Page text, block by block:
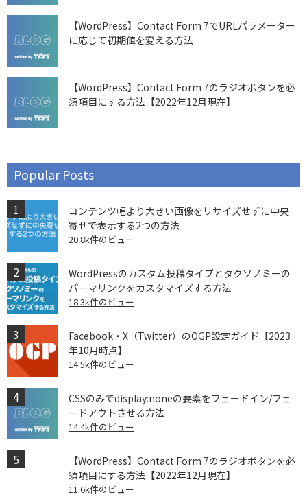
【WordPress】Contact Form 7でURLパラメーター
に応じて初期値を変える方法
【WordPress】Contact Form 7のラジオボタンを必
須項目にする方法【2022年12月現在】
Popular Posts
コンテンツ幅より大きい画像をリサイズせずに中央
寄せで表示する2つの方法
20.8k件のビュー
WordPressのカスタム投稿タイプとタクソノミーの
パーマリンクをカスタマイズする方法
18.3k件のビュー
Facebook・X（Twitter）のOGP設定ガイド【2023
年10月時点】
14.5k件のビュー
CSSのみでdisplay:noneの要素をフェードイン/フェ
ードアウトさせる方法
14.4k件のビュー
【WordPress】Contact Form 7のラジオボタンを必
須項目にする方法【2022年12月現在】
11.6k件のビュー